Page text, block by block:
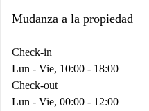
Mudanza a la propiedad
Check-in
Lun - Vie, 10:00 - 18:00
Check-out
Lun - Vie, 00:00 - 12:00